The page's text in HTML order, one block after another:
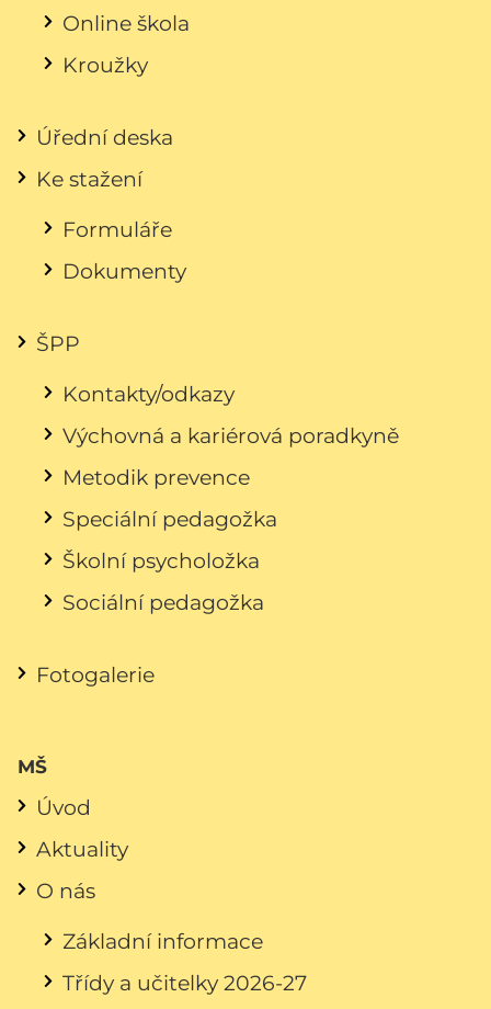
Online škola
Kroužky
Úřední deska
Ke stažení
Formuláře
Dokumenty
ŠPP
Kontakty/odkazy
Výchovná a kariérová poradkyně
Metodik prevence
Speciální pedagožka
Školní psycholožka
Sociální pedagožka
Fotogalerie
MŠ
Úvod
Aktuality
O nás
Základní informace
Třídy a učitelky 2026-27